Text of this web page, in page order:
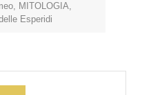
, MITOLOGIA,
Esperidi